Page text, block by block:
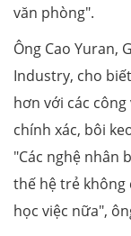
văn phòng".
Ông Cao Yuran,
Industry, cho
hơn với các
chính xác, bôi
"Các nghệ nhân
thế hệ trẻ không
học việc nữa",